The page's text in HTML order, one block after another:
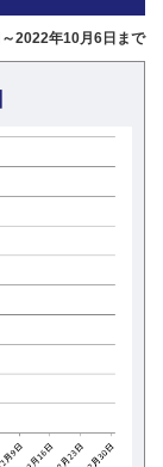
2022年10月6日まで